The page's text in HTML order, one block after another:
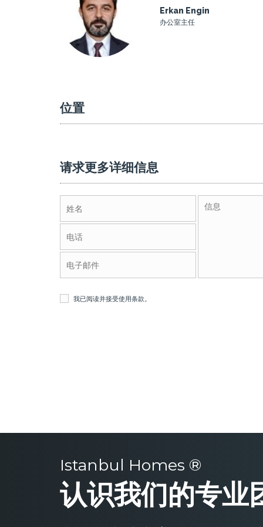
Erkan Engin
办公室主任
位置
请求更多详细信息
我已阅读并接受使用条款。
Istanbul Homes ®
认识我们的专业